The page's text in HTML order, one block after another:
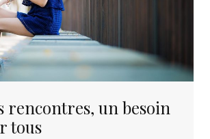
rencontres, un besoin
tous